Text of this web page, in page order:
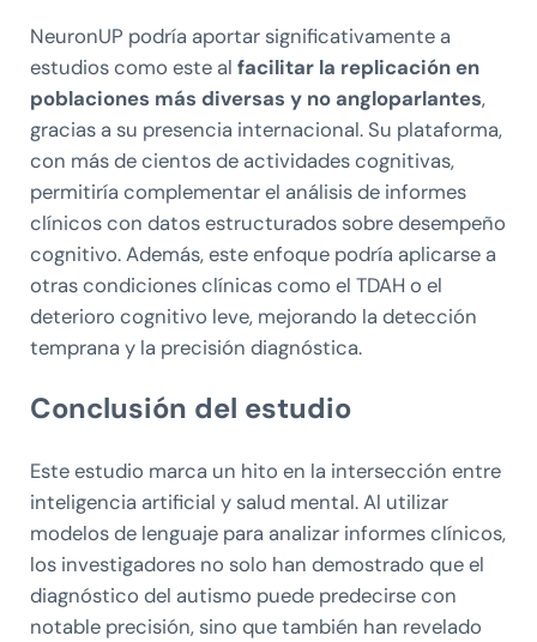
NeuronUP podría aportar significativamente a
estudios como este al facilitar la replicación en
poblaciones más diversas y no angloparlantes,
gracias a su presencia internacional. Su plataforma,
con más de cientos de actividades cognitivas,
permitiría complementar el análisis de informes
clínicos con datos estructurados sobre desempeño
cognitivo. Además, este enfoque podría aplicarse a
otras condiciones clínicas como el TDAH o el
deterioro cognitivo leve, mejorando la detección
temprana y la precisión diagnóstica.
Conclusión del estudio
Este estudio marca un hito en la intersección entre
inteligencia artificial y salud mental. Al utilizar
modelos de lenguaje para analizar informes clínicos,
los investigadores no solo han demostrado que el
diagnóstico del autismo puede predecirse con
notable precisión, sino que también han revelado